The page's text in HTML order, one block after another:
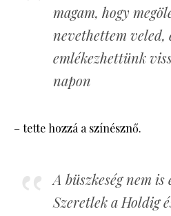
magam, hogy
nevethettem veled,
emlékezhettünk
napon
– tette hozzá a színésznő.
A büszkeség nem is
Szeretlek a Holdig